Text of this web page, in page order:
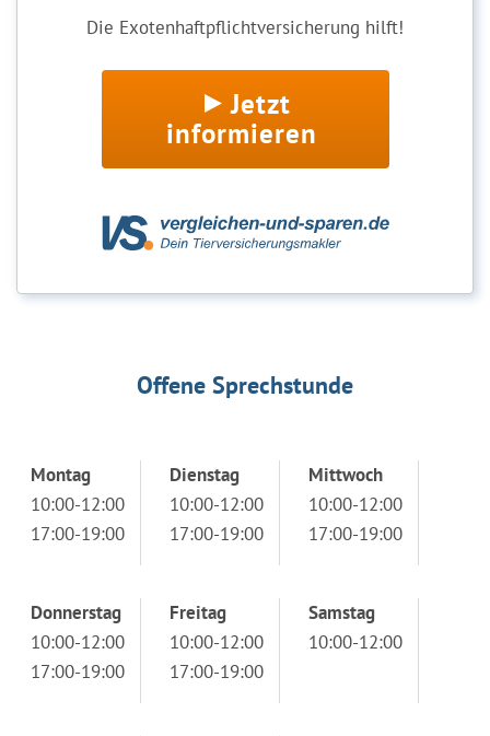
Die Exotenhaftpflichtversicherung hilft!
Jetzt
informieren
Offene Sprechstunde
Montag
10:00-12:00
17:00-19:00
Dienstag
10:00-12:00
17:00-19:00
Mittwoch
10:00-12:00
17:00-19:00
Donnerstag
10:00-12:00
17:00-19:00
Freitag
10:00-12:00
17:00-19:00
Samstag
10:00-12:00